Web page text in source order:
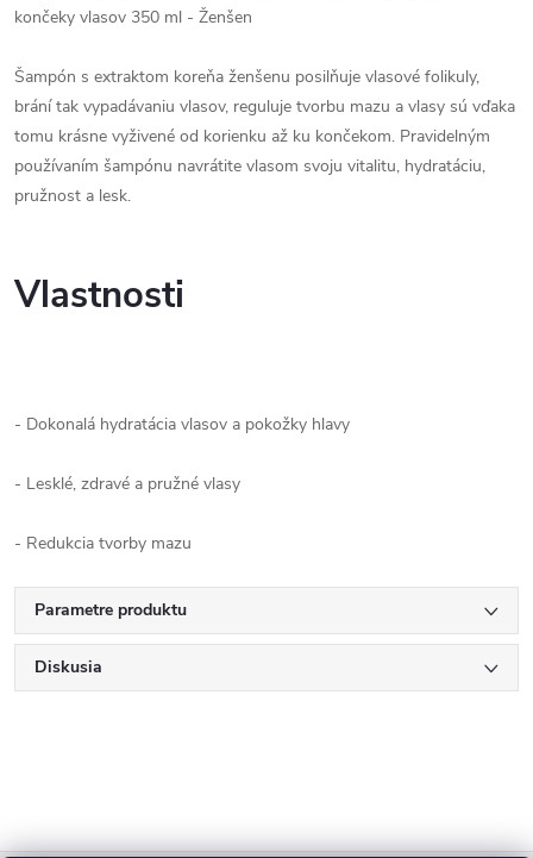
končeky vlasov 350 ml - Ženšen
Šampón s extraktom koreňa ženšenu posilňuje vlasové folikuly,
brání tak vypadávaniu vlasov, reguluje tvorbu mazu a vlasy sú vďaka
tomu krásne vyživené od korienku až ku končekom. Pravidelným
používaním šampónu navrátite vlasom svoju vitalitu, hydratáciu,
pružnost a lesk.
Vlastnosti
- Dokonalá hydratácia vlasov a pokožky hlavy
- Lesklé, zdravé a pružné vlasy
- Redukcia tvorby mazu
Parametre produktu
Diskusia